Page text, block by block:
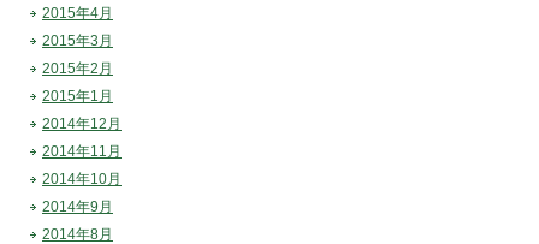
2015年4月
2015年3月
2015年2月
2015年1月
2014年12月
2014年11月
2014年10月
2014年9月
2014年8月